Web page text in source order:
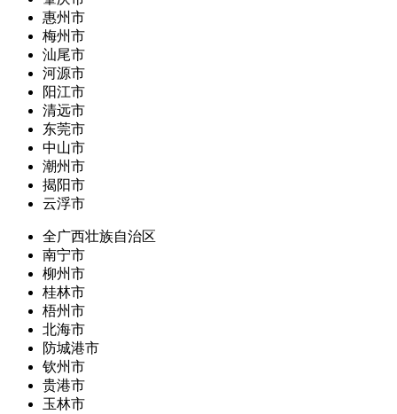
惠州市
梅州市
汕尾市
河源市
阳江市
清远市
东莞市
中山市
潮州市
揭阳市
云浮市
全广西壮族自治区
南宁市
柳州市
桂林市
梧州市
北海市
防城港市
钦州市
贵港市
玉林市